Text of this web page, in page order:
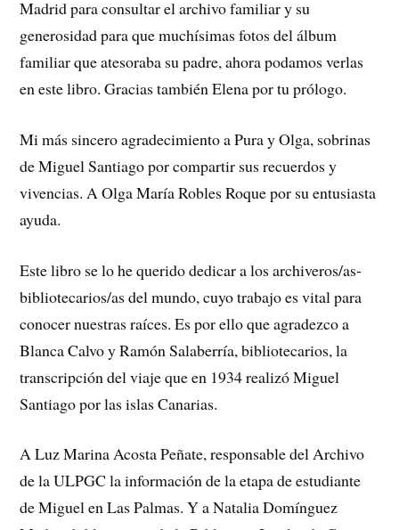
Madrid para consultar el archivo familiar y su
generosidad para que muchísimas fotos del álbum
familiar que atesoraba su padre, ahora podamos verlas
en este libro. Gracias también Elena por tu prólogo.
Mi más sincero agradecimiento a Pura y Olga, sobrinas
de Miguel Santiago por compartir sus recuerdos y
vivencias. A Olga María Robles Roque por su entusiasta
ayuda.
Este libro se lo he querido dedicar a los archiveros/as-
bibliotecarios/as del mundo, cuyo trabajo es vital para
conocer nuestras raíces. Es por ello que agradezco a
Blanca Calvo y Ramón Salaberría, bibliotecarios, la
transcripción del viaje que en 1934 realizó Miguel
Santiago por las islas Canarias.
A Luz Marina Acosta Peñate, responsable del Archivo
de la ULPGC la información de la etapa de estudiante
de Miguel en Las Palmas. Y a Natalia Domínguez